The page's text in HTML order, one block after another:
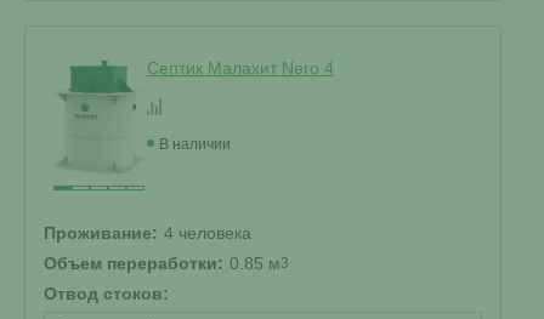
Септик Малахит Nero 4
В наличии
Проживание: 4 человека
Объем переработки: 0.85 м3
Отвод стоков: